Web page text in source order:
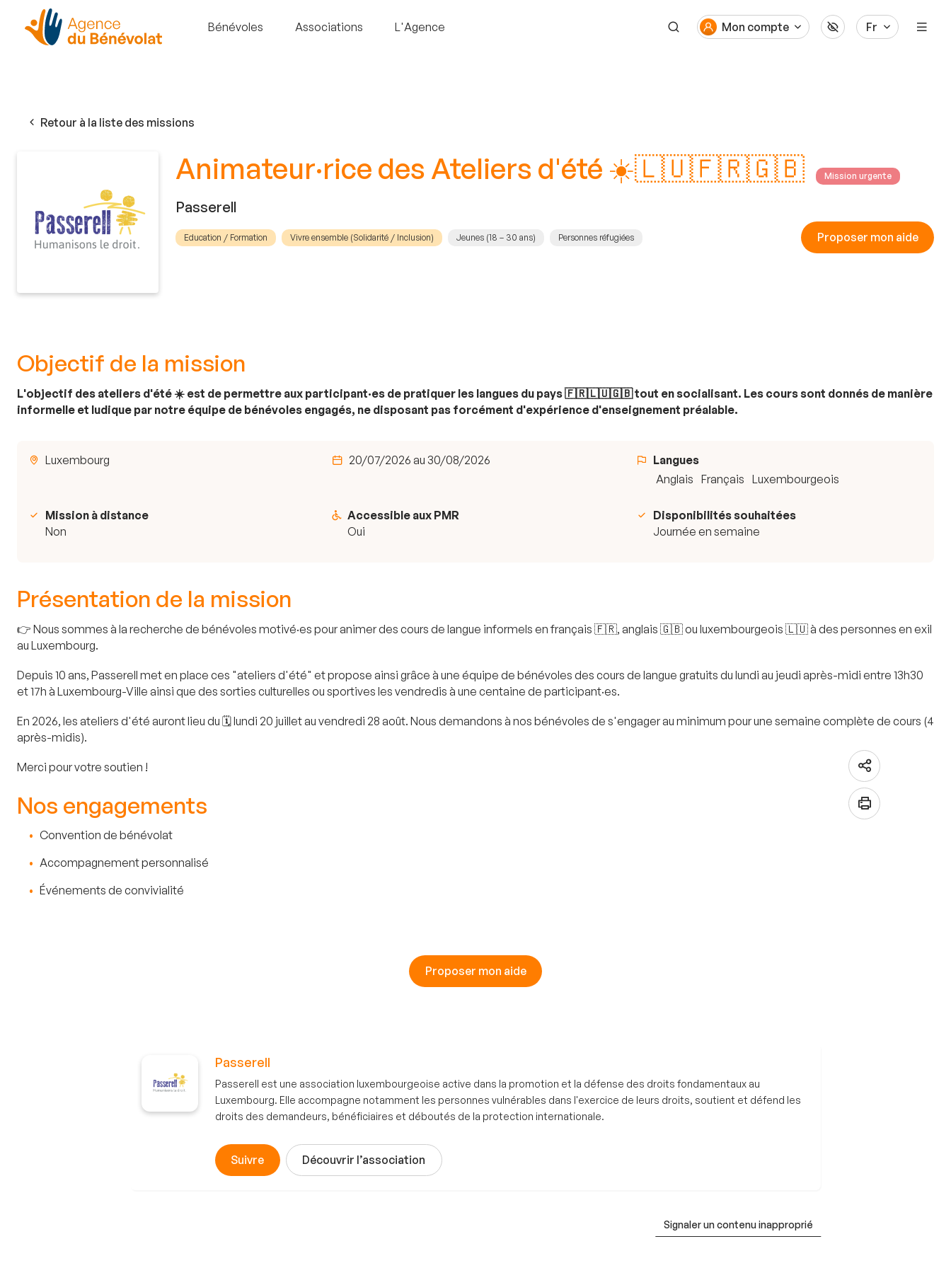
Bénévoles Associations L'Agence Mon compte Fr
Retour à la liste des missions
Animateur·rice des Ateliers d'été ☀️🇱🇺🇫🇷🇬🇧 Mission urgente
Passerell
Education / Formation Vivre ensemble (Solidarité / Inclusion) Jeunes (18 – 30 ans) Personnes réfugiées Proposer mon aide
Objectif de la mission
L'objectif des ateliers d'été ☀️ est de permettre aux participant·es de pratiquer les langues du pays 🇫🇷🇱🇺🇬🇧 tout en socialisant. Les cours sont donnés de manière
informelle et ludique par notre équipe de bénévoles engagés, ne disposant pas forcément d'expérience d'enseignement préalable.
Luxembourg 20/07/2026 au 30/08/2026
Langues
Anglais Français Luxembourgeois
Mission à distance
Non
Accessible aux PMR
Oui
Disponibilités souhaitées
Journée en semaine
Présentation de la mission
👉 Nous sommes à la recherche de bénévoles motivé·es pour animer des cours de langue informels en français 🇫🇷, anglais 🇬🇧 ou luxembourgeois 🇱🇺 à des personnes en exil
au Luxembourg.
Depuis 10 ans, Passerell met en place ces "ateliers d'été" et propose ainsi grâce à une équipe de bénévoles des cours de langue gratuits du lundi au jeudi après-midi entre 13h30
et 17h à Luxembourg-Ville ainsi que des sorties culturelles ou sportives les vendredis à une centaine de participant·es.
En 2026, les ateliers d'été auront lieu du 🗓️ lundi 20 juillet au vendredi 28 août. Nous demandons à nos bénévoles de s'engager au minimum pour une semaine complète de cours (4
après-midis).
Merci pour votre soutien !
Nos engagements
Convention de bénévolat
Accompagnement personnalisé
Événements de convivialité
Proposer mon aide
Passerell
Passerell est une association luxembourgeoise active dans la promotion et la défense des droits fondamentaux au
Luxembourg. Elle accompagne notamment les personnes vulnérables dans l'exercice de leurs droits, soutient et défend les
droits des demandeurs, bénéficiaires et déboutés de la protection internationale.
Suivre Découvrir l’association
Signaler un contenu inapproprié